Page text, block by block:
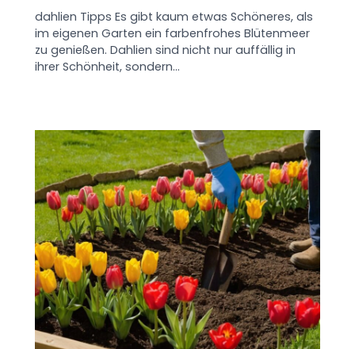
dahlien Tipps Es gibt kaum etwas Schöneres, als
im eigenen Garten ein farbenfrohes Blütenmeer
zu genießen. Dahlien sind nicht nur auffällig in
ihrer Schönheit, sondern…